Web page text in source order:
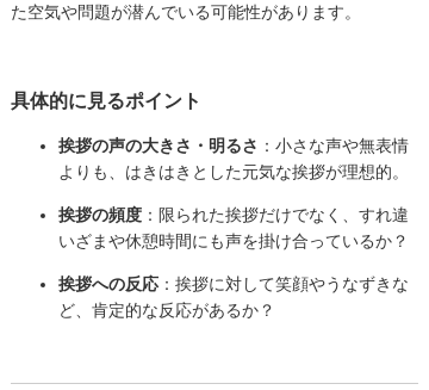
た空気や問題が潜んでいる可能性があります。
具体的に見るポイント
挨拶の声の大きさ・明るさ ：小さな声や無表情
よりも、はきはきとした元気な挨拶が理想的。
挨拶の頻度 ：限られた挨拶だけでなく、すれ違
いざまや休憩時間にも声を掛け合っているか？
挨拶への反応 ：挨拶に対して笑顔やうなずきな
ど、肯定的な反応があるか？